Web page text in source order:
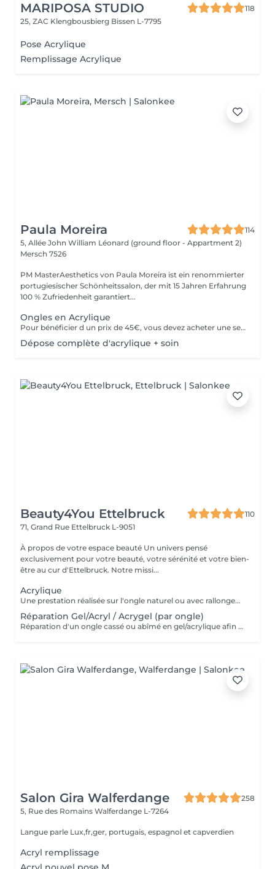
MARIPOSA STUDIO
118
25, ZAC Klengbousbierg Bissen L-7795
Pose Acrylique
Remplissage Acrylique
Paula Moreira
114
5, Allée John William Léonard (ground floor - Appartment 2)
Mersch 7526
PM MasterAesthetics von Paula Moreira ist ein renommierter
portugiesischer Schönheitssalon, der mit 15 Jahren Erfahrung
100 % Zufriedenheit garantiert...
Ongles en Acrylique
Pour bénéficier d un prix de 45€, vous devez acheter une seule fois le kit individuel comprenant tout le matériel non jetable nécessaire , qui sera conserve pour nous pour de futurs rendez-vous, garantissant ainsi une meilleure hygiène.* *renouvelabre chaque année.
Dépose complète d'acrylique + soin
Beauty4You Ettelbruck
110
71, Grand Rue Ettelbruck L-9051
À propos de votre espace beauté Un univers pensé
exclusivement pour votre beauté, votre sérénité et votre bien-
être au cur d'Ettelbruck. Notre missi...
Acrylique
Une prestation réalisée sur l'ongle naturel ou avec rallongement, idéale pour des ongles solides, élégants et durables. * Préparation de l'ongle naturel * Mise en forme des ongles * Travail des cuticules * Application de l'acrylique * Finition au choix * 2 décorations incluses
Réparation Gel/Acryl / Acrygel (par ongle)
Réparation d'un ongle cassé ou abîmé en gel/acrylique afin de restaurer sa forme, sa solidité et son esthétique. Ce service est réalisé uniquement sur les ongles nécessitant une réparation.
Salon Gira Walferdange
258
5, Rue des Romains Walferdange L-7264
Langue parle Lux,fr,ger, portugais, espagnol et capverdien
Acryl remplissage